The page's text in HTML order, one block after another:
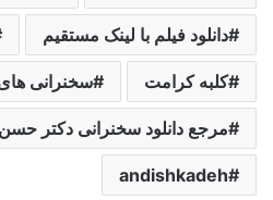
دانلود فیلم با لینک مستقیم
کلبه کرامت سخنرانی
مرجع دانلود سخنرانی دکتر
andishkadeh